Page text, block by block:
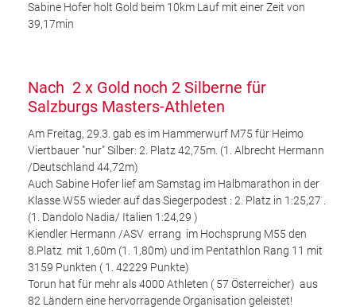
Sabine Hofer holt Gold beim 10km Lauf mit einer Zeit von
39,17min
Nach 2 x Gold noch 2 Silberne für
Salzburgs Masters-Athleten
Am Freitag, 29.3. gab es im Hammerwurf M75 für Heimo
Viertbauer "nur" Silber: 2. Platz 42,75m. (1. Albrecht Hermann
/Deutschland 44,72m)
Auch Sabine Hofer lief am Samstag im Halbmarathon in der
Klasse W55 wieder auf das Siegerpodest : 2. Platz in 1:25,27 .
(1. Dandolo Nadia/ Italien 1:24,29 )
Kiendler Hermann /ASV errang im Hochsprung M55 den
8.Platz mit 1,60m (1. 1,80m) und im Pentathlon Rang 11 mit
3159 Punkten ( 1. 42229 Punkte)
Torun hat für mehr als 4000 Athleten ( 57 Österreicher) aus
82 Ländern eine hervorragende Organisation geleistet!